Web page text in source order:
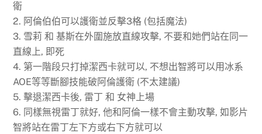
衛
2. 阿倫伯伯可以護衛並反擊3格 (包括魔法)
3. 雪莉 和 基斯在外圍施放直線攻擊, 不要和她們站在同一
直線上, 即死
4. 第一階段只打掉潔西卡就可以, 不想出智將可以用冰系
AOE等等斷腳技能破阿倫護衛 (不太建議)
5. 擊退潔西卡後, 雷丁 和 女神上場
6. 同樣無視雷丁就好, 他和阿倫一樣不會主動攻擊, 如影片
智將站在雷丁左下方或右下方就可以